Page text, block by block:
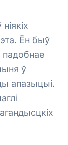
Ён быў
падобнае
ў
апазыцыі.